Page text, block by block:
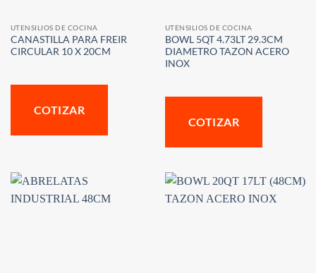
UTENSILIOS DE COCINA
CANASTILLA PARA FREIR
CIRCULAR 10 X 20CM
COTIZAR
UTENSILIOS DE COCINA
BOWL 5QT 4.73LT 29.3CM
DIAMETRO TAZON ACERO
INOX
COTIZAR